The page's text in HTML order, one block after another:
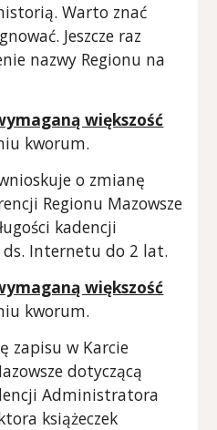
Warto znać
Jeszcze raz
nazwy Regionu na
większość
kworum.
o zmianę
Regionu Mazowsze
kadencji
ds. Internetu do 2 lat.
większość
kworum.
zapisu w Karcie
dotyczącą
Administratora
książeczek